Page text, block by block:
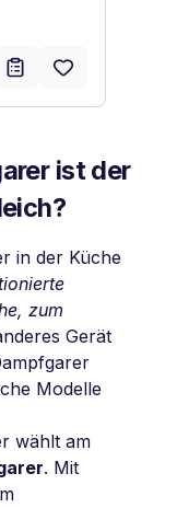
ist der
in der Küche
zum
Gerät
Modelle
wählt am
. Mit